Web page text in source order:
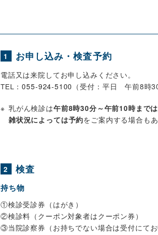
1 お申し込み・検査予約
電話又は来院してお申し込みください。
TEL：055-924-5100 （受付：平日 午前8時
乳がん検診は午前8時30分～午前10時まで
雑状況によっては予約をご案内する場合も
2 検査
持ち物
①検診受診券（はがき）
②検診料（クーポン対象者はクーポン券）
③当院診察券（お持ちでない場合は受付にてお